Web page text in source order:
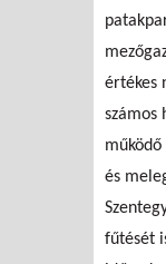
értékes
számos
és
fűtését